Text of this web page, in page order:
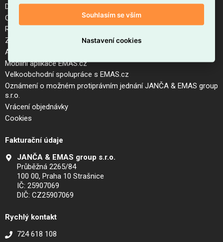
Doprava a platba
Obchodní podmínky internetového obchodu EMAS.cz
Reklamační řád a postup pro vrácení zboží
Zásady zpracování osobních údajů (GDPR)
Aktuální ceník
Mobilní aplikace EMAS.cz
Velkoobchodní spolupráce s EMAS.cz
Oznámení o možném protiprávním jednání JANČA & EMAS group
s.r.o.
Vrácení objednávky
Cookies
Fakturační údaje
JANČA & EMAS group s.r.o.
Průběžná 2265/84
100 00, Praha 10 Strašnice
IČ: 25907069
DIČ: CZ25907069
Rychlý kontakt
724 618 108
Souhlasím se vším
Nastavení cookies